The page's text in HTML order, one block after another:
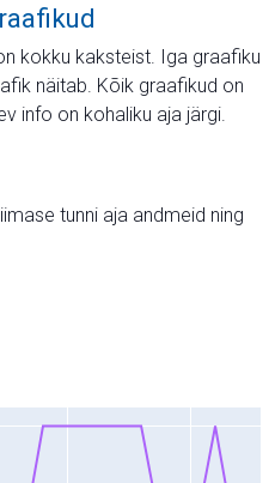
kokku kaksteist. Iga graafiku
näitab. Kõik graafikud on
info on kohaliku aja järgi.
tunni aja andmeid ning